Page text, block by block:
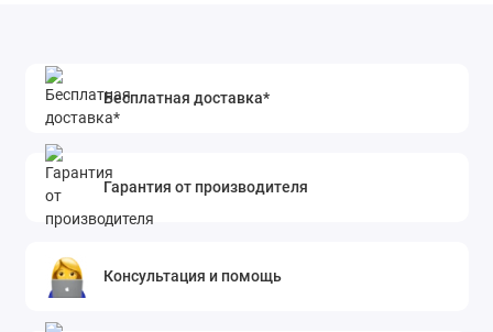
Бесплатная доставка*
Гарантия от производителя
Консультация и помощь